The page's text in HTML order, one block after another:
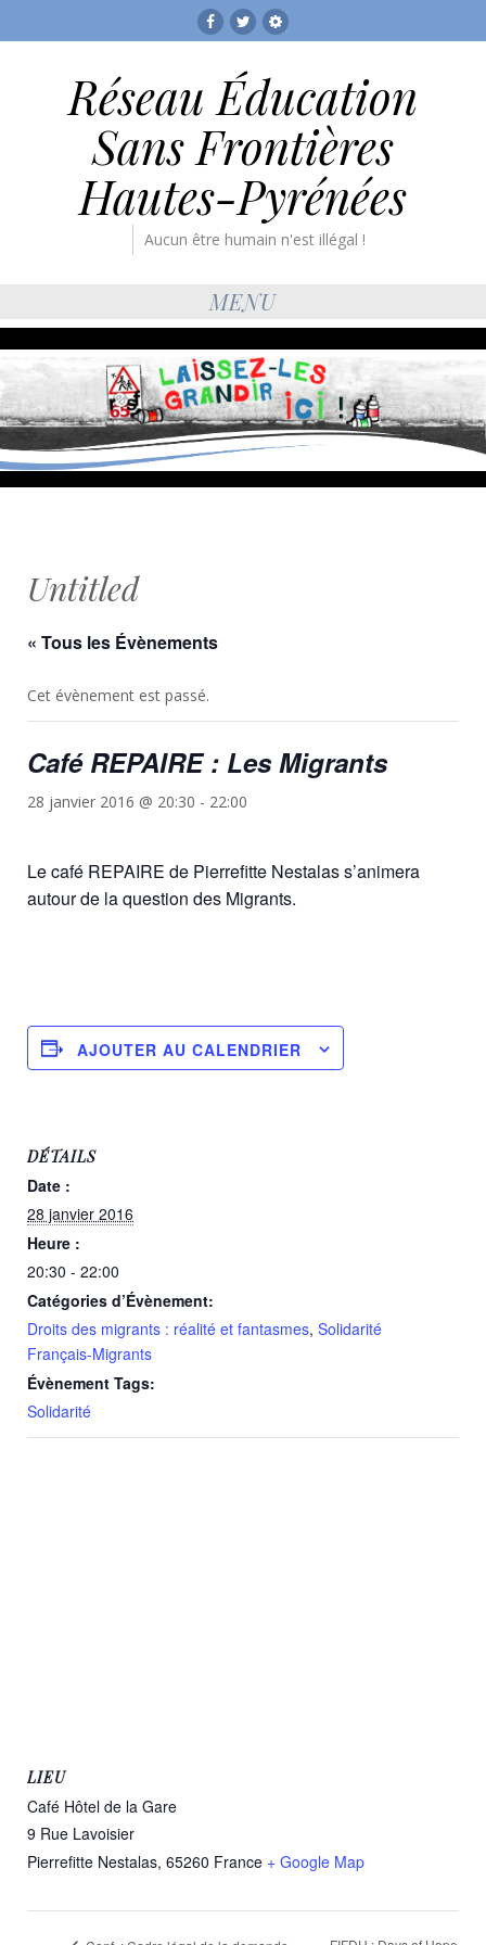
Facebook
TwitterRESF
Réseau Éducation
Sans Frontières
Hautes-Pyrénées
Aucun être humain n'est illégal !
MENU
Untitled
« Tous les Évènements
Cet évènement est passé.
Café REPAIRE : Les Migrants
28 janvier 2016 @ 20:30 - 22:00
Le café REPAIRE de Pierrefitte Nestalas s’animera
autour de la question des Migrants.
AJOUTER AU CALENDRIER
DÉTAILS
Date :
28 janvier 2016
Heure :
20:30 - 22:00
Catégories d’Évènement:
Droits des migrants : réalité et fantasmes, Solidarité
Français-Migrants
Évènement Tags:
Solidarité
LIEU
Café Hôtel de la Gare
9 Rue Lavoisier
Pierrefitte Nestalas, 65260 France + Google Map